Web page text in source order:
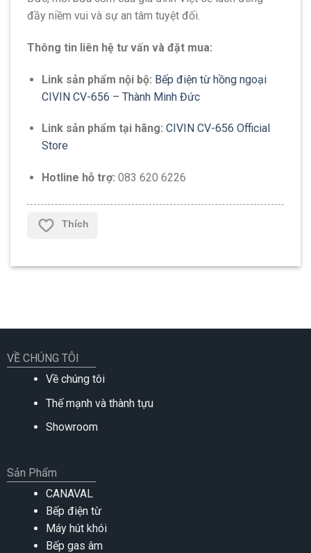
đầy niềm vui và sự an tâm tuyệt đối.
Thông tin liên hệ tư vấn và đặt mua:
Link sản phẩm nội bộ: Bếp điện từ hồng ngoại
CIVIN CV-656 – Thành Minh Đức
Link sản phẩm tại hãng: CIVIN CV-656 Official
Store
Hotline hỗ trợ: 083 620 6226
Thích
VỀ CHÚNG TÔI
Về chúng tôi
Thế mạnh và thành tựu
Showroom
Sản Phẩm
CANAVAL
Bếp điện từ
Máy hút khói
Bếp gas âm